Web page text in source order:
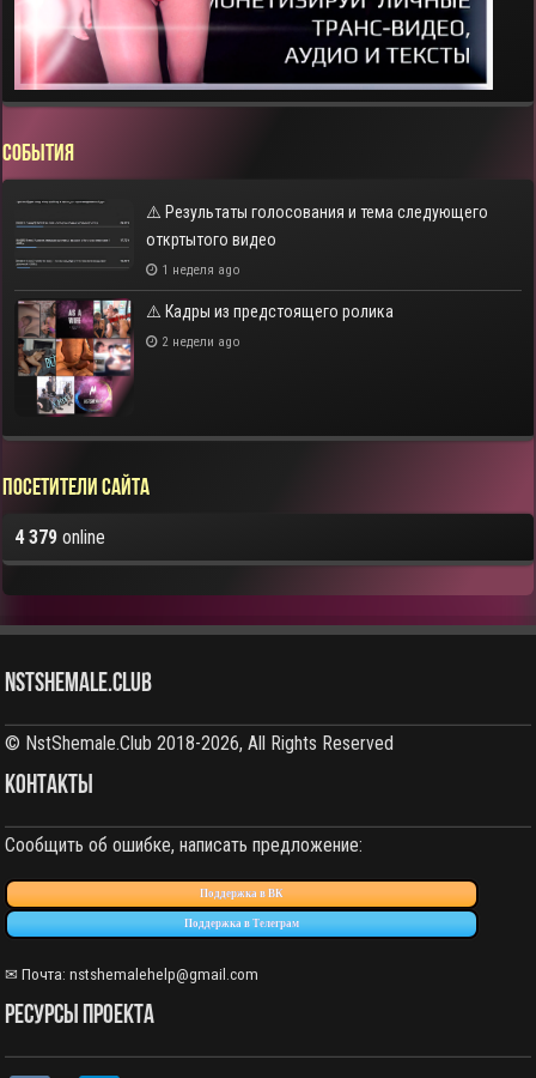
СОБЫТИЯ
⚠️ Результаты голосования и тема следующего
откртытого видео
1 неделя ago
⚠️ Кадры из предстоящего ролика
2 недели ago
Посетители сайта
4 379 online
NstShemale.Club
© NstShemale.Club 2018-2026, All Rights Reserved
КОНТАКТЫ
Сообщить об ошибке, написать предложение:
Поддержка в ВК
Поддержка в Телеграм
✉ Почта: nstshemalehelp@gmail.com
РЕСУРСЫ ПРОЕКТА